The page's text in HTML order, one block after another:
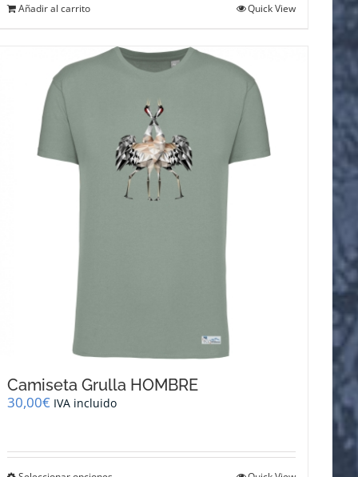
Añadir al carrito Quick View
Camiseta Grulla HOMBRE
30,00€ IVA incluido